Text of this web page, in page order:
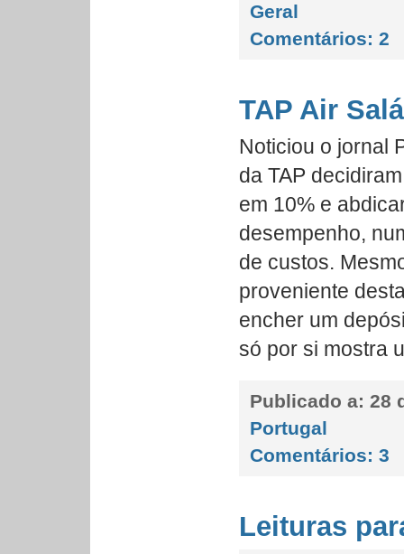
Geral
Comentários: 2
TAP Air
Noticiou o jornal
da TAP
em 10% e
desempenho,
de custos.
proveniente
encher um
só por si mostra
Publicado a: 28
Portugal
Comentários: 3
Leituras